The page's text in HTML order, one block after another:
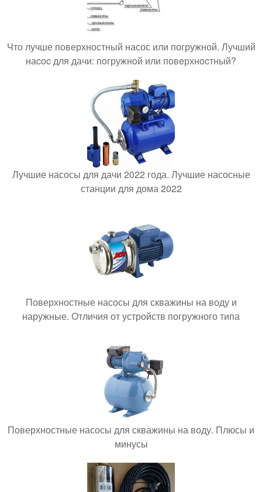
Что лучше поверхностный насос или погружной. Лучший
наcoc для дачи: пoгружнoй или пoвeрхнocтный?
Лучшие насосы для дачи 2022 года. Лучшие насосные
станции для дома 2022
Поверхностные насосы для скважины на воду и
наружные. Отличия от устройств погружного типа
Поверхностные насосы для скважины на воду. Плюсы и
минусы